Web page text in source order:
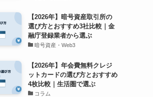
【2026年】暗号資産取引所の
選び方とおすすめ3社比較｜金
融庁登録業者から選ぶ
暗号資産・Web3
【2026年】年会費無料クレジ
ットカードの選び方とおすすめ
4枚比較｜生活圏で選ぶ
コラム